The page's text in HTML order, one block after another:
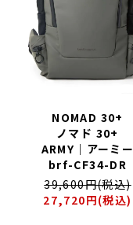
NOMAD 30+
ノマド 30+
ARMY｜アーミー
brf-CF34-DR
39,600円(税込)
27,720円(税込)